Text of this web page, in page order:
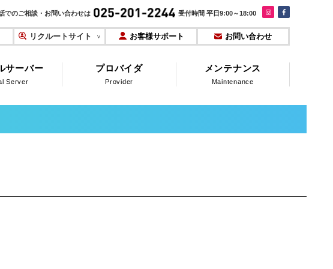
でのご相談・お問い合わせは 受付時間 平日9:00～18:00
リクルートサイト お客様サポート お問い合わせ
サーバー
Server
プロバイダ
Provider
メンテナンス
Maintenance